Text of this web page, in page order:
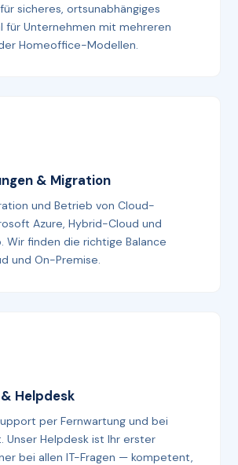
sicheres, ortsunabhängiges
für Unternehmen mit mehreren
Homeoffice-Modellen.
& Migration
und Betrieb von Cloud-
Azure, Hybrid-Cloud und
Wir finden die richtige Balance
und On-Premise.
Helpdesk
per Fernwartung und bei
Unser Helpdesk ist Ihr erster
bei allen IT-Fragen — kompetent,